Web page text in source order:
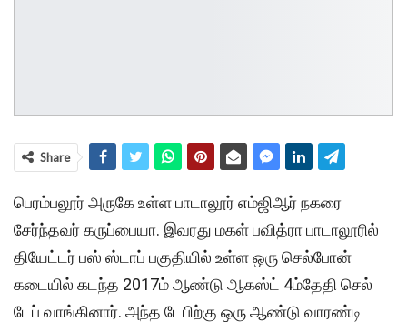
Share
பெரம்பலூர் அருகே உள்ள பாடாலூர் எம்ஜிஆர் நகரை
சேர்ந்தவர் கருப்பையா. இவரது மகள் பவித்ரா பாடாலூரில்
தியேட்டர் பஸ் ஸ்டாப் பகுதியில் உள்ள ஒரு செல்போன்
கடையில் கடந்த 2017ம் ஆண்டு ஆகஸ்ட் 4ம்தேதி செல்
டேப் வாங்கினார். அந்த டேபிற்கு ஒரு ஆண்டு வாரண்டி